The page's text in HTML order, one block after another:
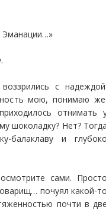
Эманации…»
с
мою, понимаю
отнимать
шоколадку? Нет?
балаклаву и
сами.
почуял какой-
почти в